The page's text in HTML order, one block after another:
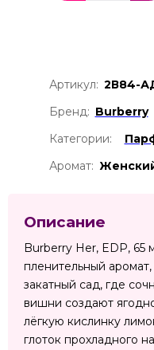
Артикул: 2В84-
Бренд: Burberry
Категории:
Аромат:
Описание
Burberry Her, EDP,
пленительный
закатный сад, где
вишни создают
лёгкую кислинку
глоток прохладного